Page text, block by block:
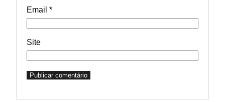
Email *
Site